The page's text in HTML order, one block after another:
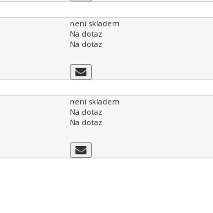
není skladem
Na dotaz
Na dotaz
není skladem
Na dotaz
Na dotaz